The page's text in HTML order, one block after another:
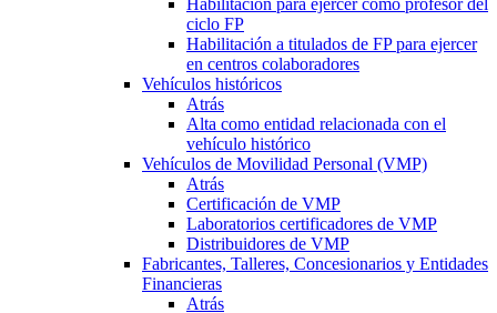
Habilitación para ejercer como profesor del
ciclo FP
Habilitación a titulados de FP para ejercer
en centros colaboradores
Vehículos históricos
Atrás
Alta como entidad relacionada con el
vehículo histórico
Vehículos de Movilidad Personal (VMP)
Atrás
Certificación de VMP
Laboratorios certificadores de VMP
Distribuidores de VMP
Fabricantes, Talleres, Concesionarios y Entidades
Financieras
Atrás